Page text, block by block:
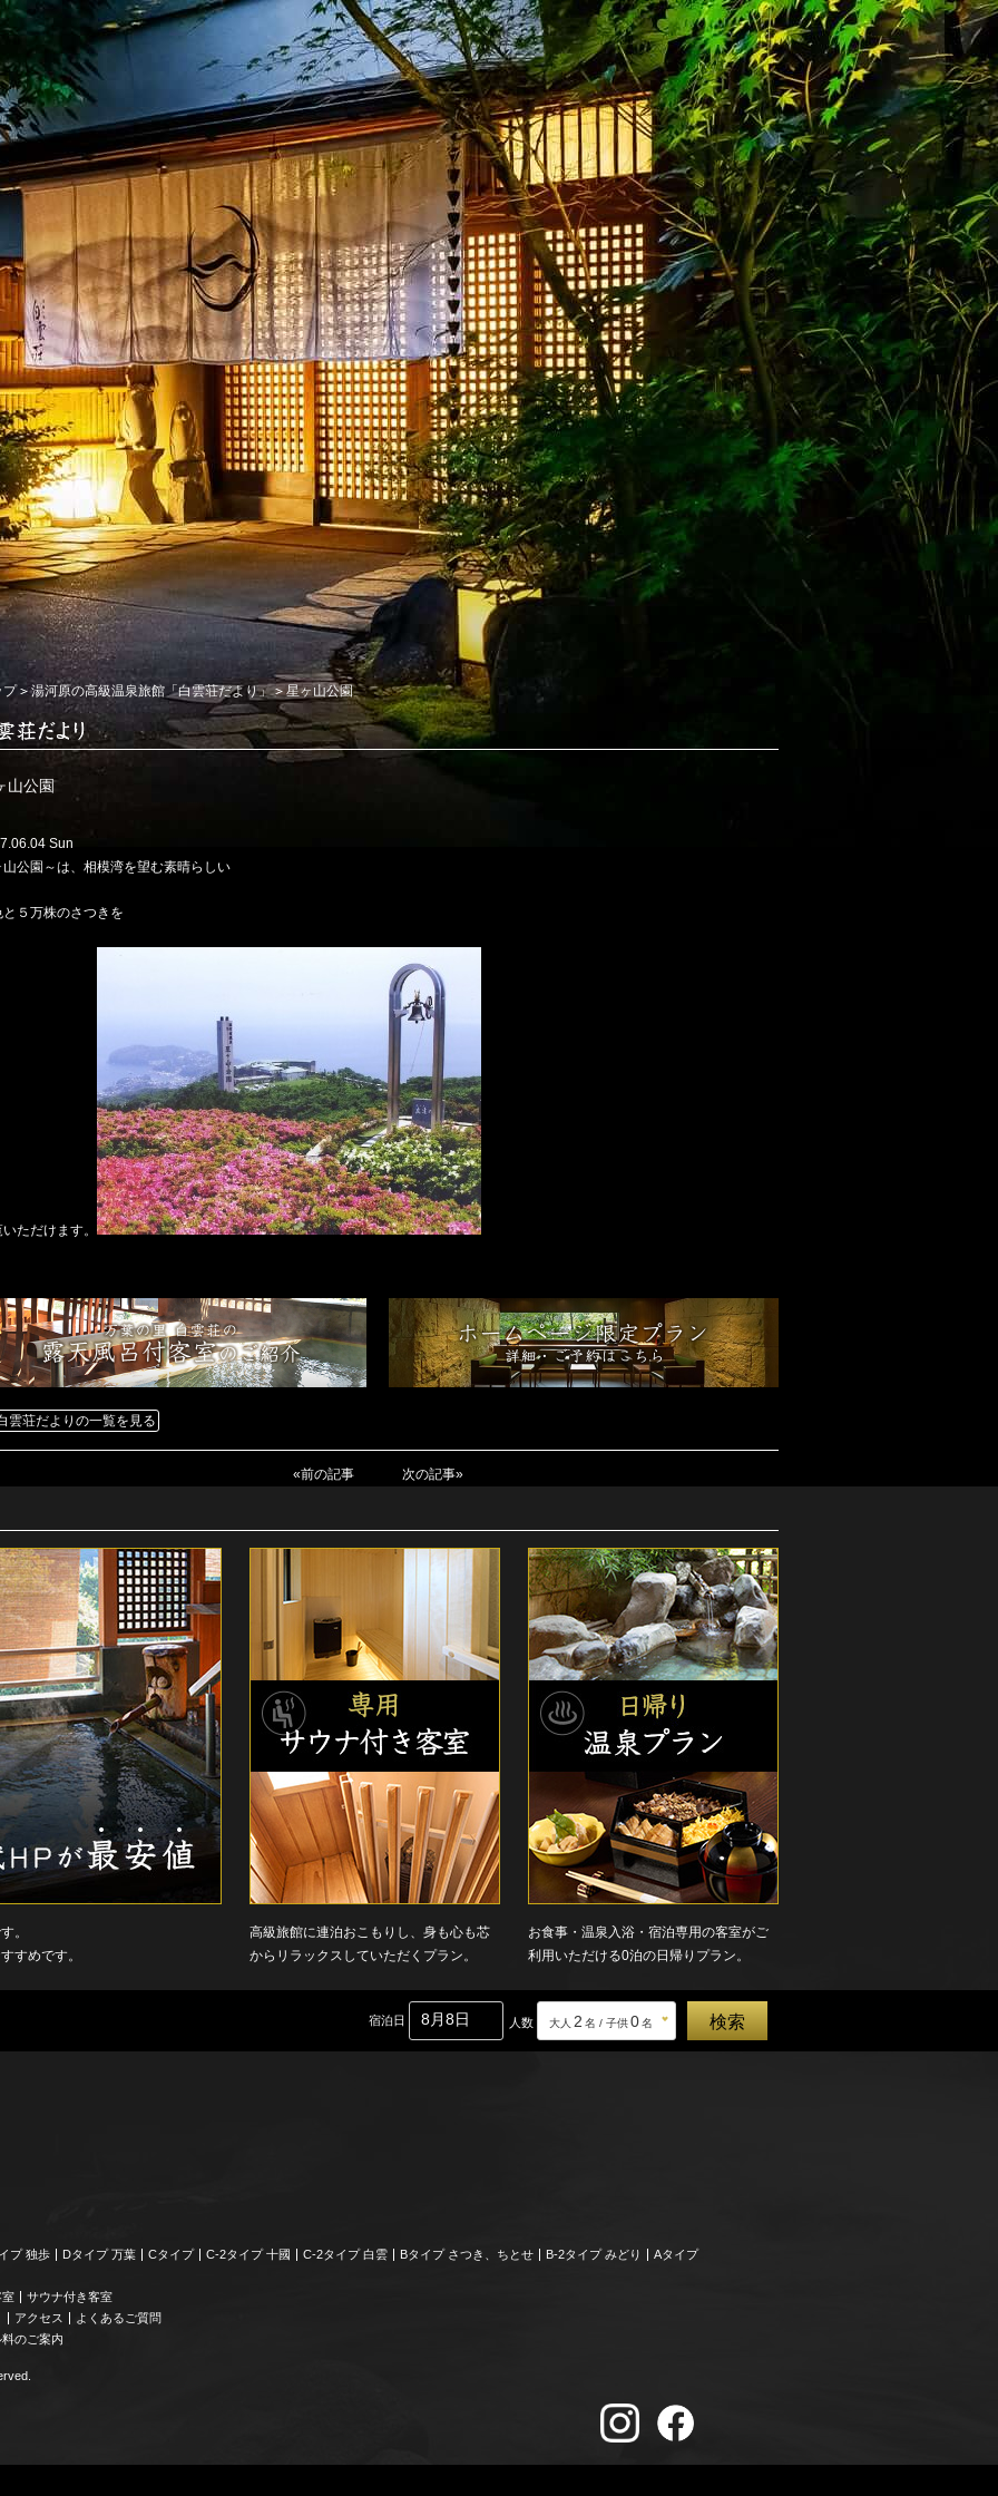
プ 湯河原の高級温泉旅館「白雲荘だより」 星ヶ山公園
山公園
Sun
山公園～は、相模湾を望む素晴らしい
と５万株のさつきを
ただけます。
雲荘だよりの一覧を見る
«前の記事 次の記事»
。
すめです。
高級旅館に連泊おこもりし、身も心も芯
からリラックスしていただくプラン。
お食事・温泉入浴・宿泊専用の客室がご
利用いただける0泊の日帰りプラン。
宿泊日 人数 大人 2 名 / 子供0名
プ 独歩 Dタイプ 万葉 Cタイプ C-2タイプ 十國 C-2タイプ 白雲 Bタイプ さつき、ちとせ B-2タイプ みどり Aタイプ
室
サウナ付き客室
アクセス
よくあるご質問
のご案内